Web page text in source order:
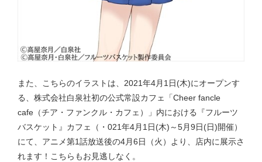
また、こちらのイラストは、2021年4月1日(木)にオープンす
る、株式会社白泉社初の公式常設カフェ「Cheer fancle
cafe（チア・ファンクル・カフェ）」内における『フルーツ
バスケット』カフェ（・021年4月1日(木)～5月9日(日)開催）
にて、アニメ第1話放送後の4月6日（火）より、店内に展示さ
れます！こちらもお見逃しなく。